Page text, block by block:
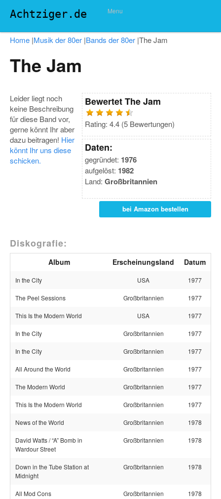
Achtziger.de Menu
Home |Musik der 80er |Bands der 80er |The Jam
The Jam
BewertetThe Jam
Rating: 4.4 (5 Bewertungen)
Daten:
gegründet: 1976
aufgelöst: 1982
Land: Großbritannien
bei Amazon bestellen
Leider liegt noch
keine Beschreibung
für diese Band vor,
gerne könnt Ihr aber
dazu beitragen! Hier
könnt Ihr uns diese
schicken.
Diskografie:
Album Erscheinungsland Datum
In the City USA 1977
The Peel Sessions Großbritannien 1977
This Is the Modern World USA 1977
In the City Großbritannien 1977
In the City Großbritannien 1977
All Around the World Großbritannien 1977
The Modern World Großbritannien 1977
This Is the Modern World Großbritannien 1977
News of the World Großbritannien 1978
David Watts / “A” Bomb in
Wardour Street
Großbritannien 1978
Down in the Tube Station at
Midnight
Großbritannien 1978
All Mod Cons Großbritannien 1978